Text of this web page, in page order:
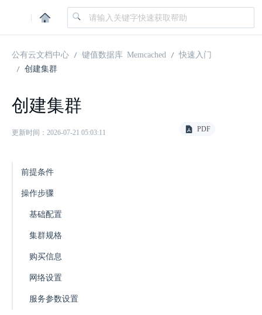
|
公有云文档中心 键值数据库 Memcached
快速入门
创建集群
创建集群
更新时间：2026-07-21 05:03:11 PDF
前提条件
操作步骤
基础配置
集群规格
购买信息
网络设置
服务参数设置